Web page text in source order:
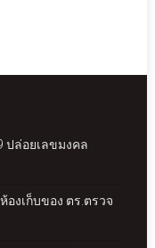
ปล่อยเลขมงคล
งเก็บของ ตร.ตรวจ